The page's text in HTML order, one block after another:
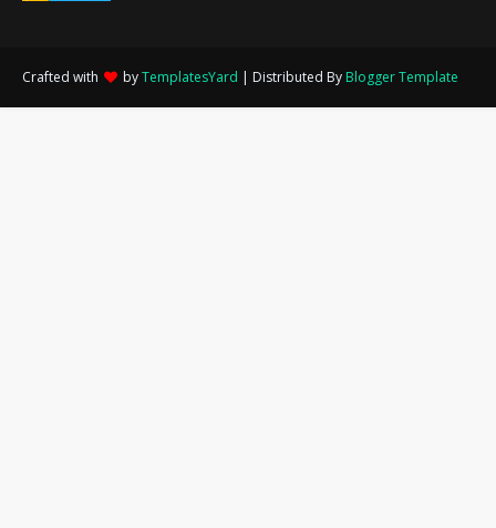
Crafted with byTemplatesYard | Distributed By Blogger Template